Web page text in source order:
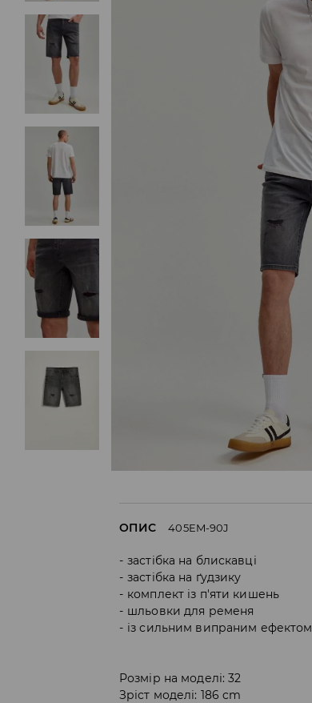
ОПИС 405EM-90J
застібка на блискавці
застібка на ґудзику
комплект із п'яти кишень
шльовки для ременя
із сильним випраним ефектом
Розмір на моделі: 32
Зріст моделі: 186 cm